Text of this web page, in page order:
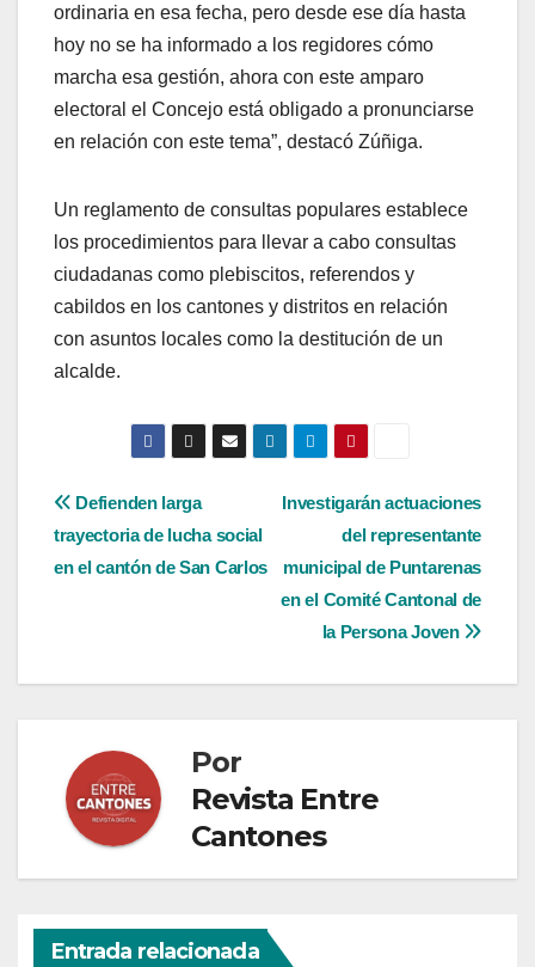
ordinaria en esa fecha, pero desde ese día hasta
hoy no se ha informado a los regidores cómo
marcha esa gestión, ahora con este amparo
electoral el Concejo está obligado a pronunciarse
en relación con este tema”, destacó Zúñiga.
Un reglamento de consultas populares establece
los procedimientos para llevar a cabo consultas
ciudadanas como plebiscitos, referendos y
cabildos en los cantones y distritos en relación
con asuntos locales como la destitución de un
alcalde.
Navegación
de
Investigarán actuaciones
del representante
municipal de Puntarenas
en el Comité Cantonal de
la Persona Joven
Defienden larga
trayectoria de lucha social
en el cantón de San Carlos
Por
Revista Entre
Cantones
Entrada relacionada